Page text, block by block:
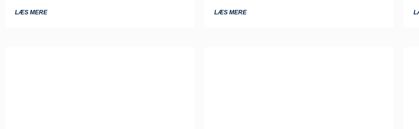
LÆS MERE LÆS MERE